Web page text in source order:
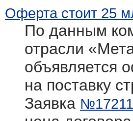
Оферта стоит 25
По данным
отрасли
объявляется
на поставку
Заявка